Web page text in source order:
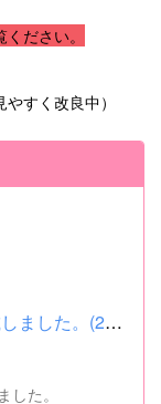
ださい。
すく改良中）
入学者選抜に関する情報を以下に掲載しました。(2026.8.4) ■令和...
た。